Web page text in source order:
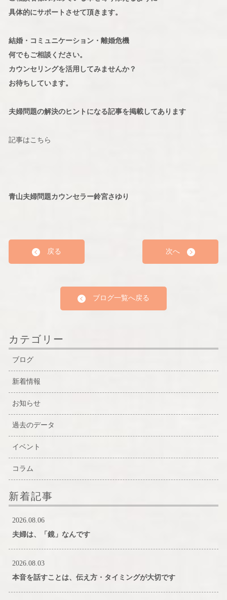
具体的にサポートさせて頂きます。
結婚・コミュニケーション・離婚危機
何でもご相談ください。
カウンセリングを活用してみませんか？
お待ちしています。
夫婦問題の解決のヒントになる記事を掲載してあります
記事はこちら
青山夫婦問題カウンセラー鈴宮さゆり
戻る 次へ
ブログ一覧へ戻る
カテゴリー
ブログ
新着情報
お知らせ
過去のデータ
イベント
コラム
新着記事
2026.08.06
夫婦は、「鏡」なんです
2026.08.03
本音を話すことは、伝え方・タイミングが大切です